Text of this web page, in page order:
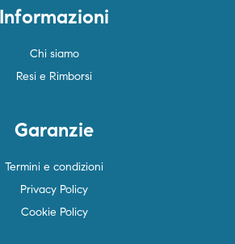
Informazioni
Chi siamo
Resi e Rimborsi
Garanzie
Termini e condizioni
Privacy Policy
Cookie Policy